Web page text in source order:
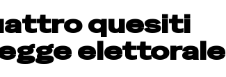
quesiti
elettorale